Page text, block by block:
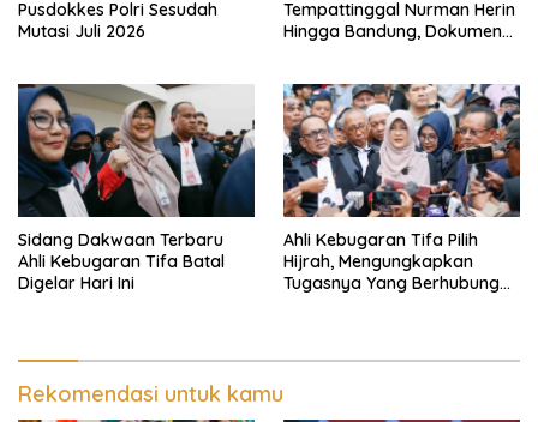
Pusdokkes Polri Sesudah
Mutasi Juli 2026
Tempattinggal Nurman Herin
Hingga Bandung, Dokumen
Sidang Dakwaan Terbaru
Ahli Kebugaran Tifa Batal
Digelar Hari Ini
Ahli Kebugaran Tifa Pilih
Hijrah, Mengungkapkan
Tugasnya Yang Berhubungan
Rekomendasi untuk kamu